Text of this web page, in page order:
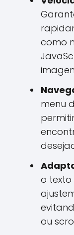
como
menu
o
ou